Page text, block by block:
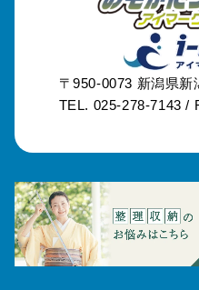
〒950-0073 新潟県新
TEL. 025-278-7143 /